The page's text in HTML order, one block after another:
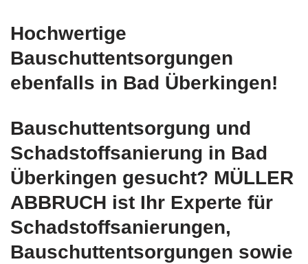
Hochwertige
Bauschuttentsorgungen
ebenfalls in Bad Überkingen!
Bauschuttentsorgung und
Schadstoffsanierung in Bad
Überkingen gesucht? MÜLLER
ABBRUCH ist Ihr Experte für
Schadstoffsanierungen,
Bauschuttentsorgungen sowie